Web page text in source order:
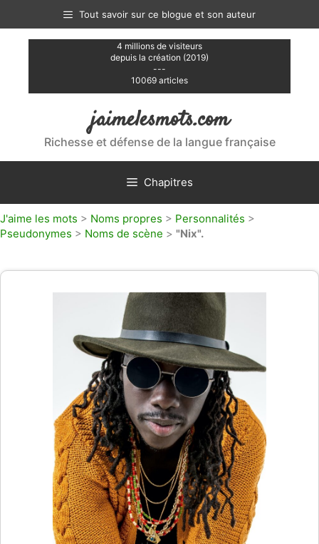
contenu
Tout savoir sur ce blogue et son auteur
4 millions de visiteurs
depuis la création (2019)
---
10069 articles
jaimelesmots.com
Richesse et défense de la langue française
Chapitres
J'aime les mots > Noms propres > Personnalités >
Pseudonymes > Noms de scène > "Nix".